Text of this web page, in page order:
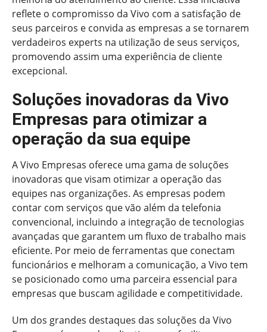
reflete o compromisso da Vivo com a satisfação de
seus parceiros e convida as empresas a se tornarem
verdadeiros experts na utilização de seus serviços,
promovendo assim uma experiência de cliente
excepcional.
Soluções inovadoras da Vivo
Empresas para otimizar a
operação da sua equipe
A Vivo Empresas oferece uma gama de soluções
inovadoras que visam otimizar a operação das
equipes nas organizações. As empresas podem
contar com serviços que vão além da telefonia
convencional, incluindo a integração de tecnologias
avançadas que garantem um fluxo de trabalho mais
eficiente. Por meio de ferramentas que conectam
funcionários e melhoram a comunicação, a Vivo tem
se posicionado como uma parceira essencial para
empresas que buscam agilidade e competitividade.
Um dos grandes destaques das soluções da Vivo